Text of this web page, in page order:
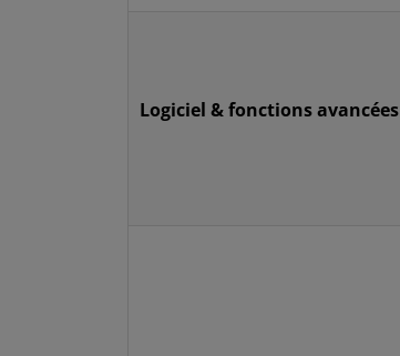
Logiciel & fonctions avancées